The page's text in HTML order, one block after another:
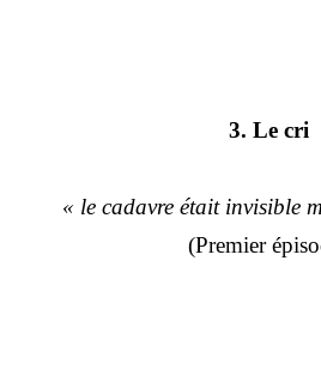
3. Le cri
« le cadavre était invisible
(Premier